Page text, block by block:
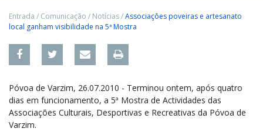
Entrada / Comunicação / Notícias/Associações poveiras e artesanato
local ganham visibilidade na 5ª Mostra
Póvoa de Varzim, 26.07.2010 - Terminou ontem, após quatro
dias em funcionamento, a 5ª Mostra de Actividades das
Associações Culturais, Desportivas e Recreativas da Póvoa de
Varzim.